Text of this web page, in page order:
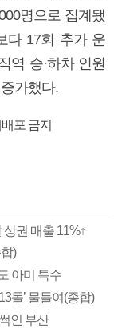
명으로 집계됐
다 17회 추가 운
역 승·하차 인원
가했다.
포 금지
권 매출 11%↑
)
아미 특수
돌’ 물들여(종합)
인 부산